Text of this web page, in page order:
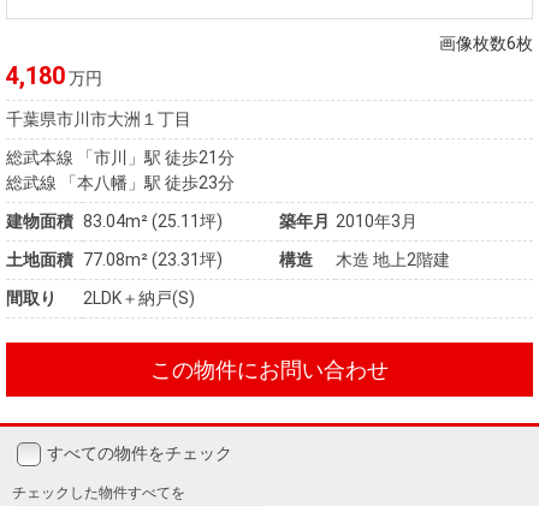
画像枚数6枚
4,180万円
千葉県市川市大洲１丁目
総武本線 「市川」駅 徒歩21分
総武線 「本八幡」駅 徒歩23分
建物面積 83.04m² (25.11坪) 築年月 2010年3月
土地面積 77.08m² (23.31坪) 構造
木造 地上2階建
間取り
2LDK＋納戸(S)
この物件にお問い合わせ
すべての物件をチェック
チェックした物件すべてを